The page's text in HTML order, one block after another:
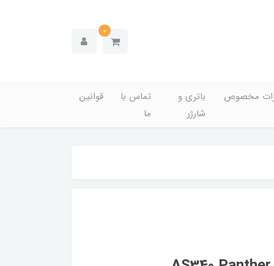
0
مخصوص
باتری و
شارژر
تماس با
ما
قوانین